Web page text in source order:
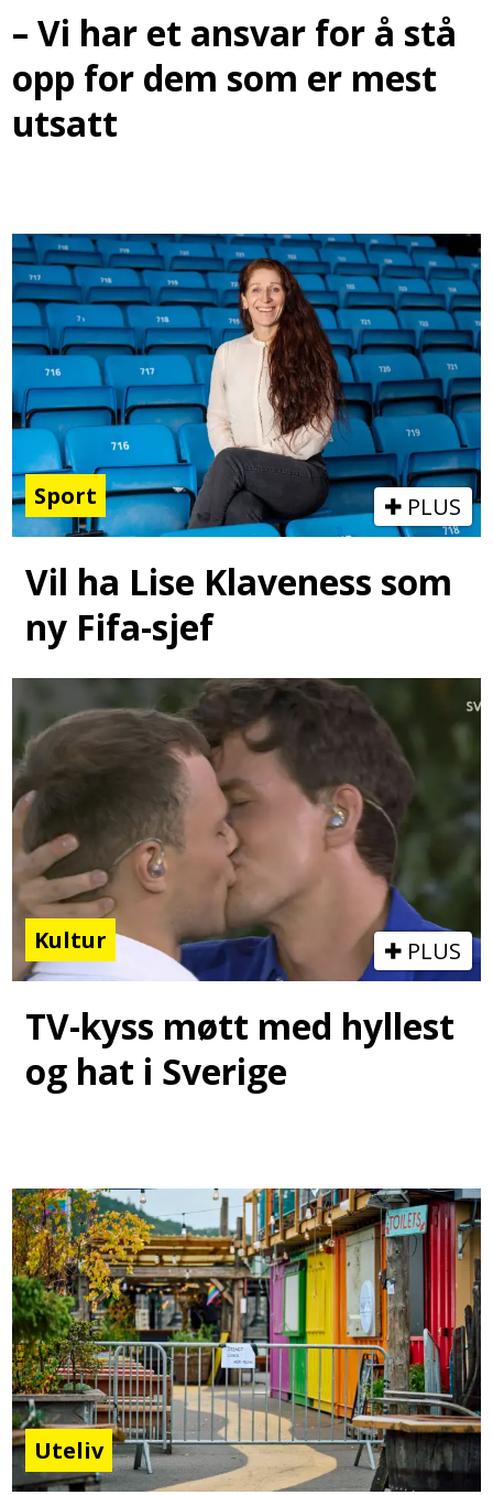
– Vi har et ansvar for å stå
opp for dem som er mest
utsatt
Sport PLUS
Vil ha Lise Klaveness som
ny Fifa-sjef
Kultur PLUS
TV-kyss møtt med hyllest
og hat i Sverige
Uteliv